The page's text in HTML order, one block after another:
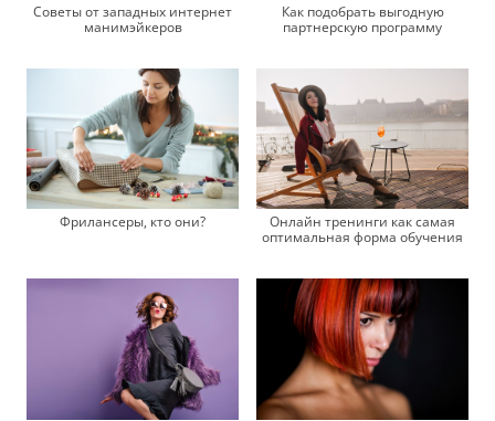
Советы от западных интернет
манимэйкеров
Как подобрать выгодную
партнерскую программу
Фрилансеры, кто они?
Онлайн тренинги как самая
оптимальная форма обучения